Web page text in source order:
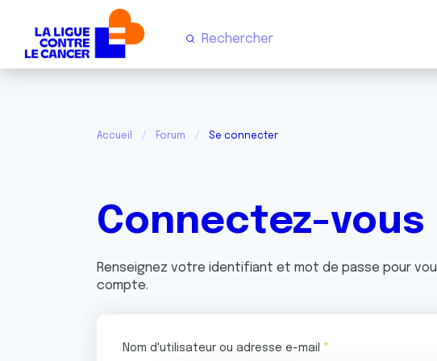
Accueil Forum Se connecter
Connectez-vous
Renseignez votre identifiant et mot de passe pour
compte.
Nom d'utilisateur ou adresse e-mail